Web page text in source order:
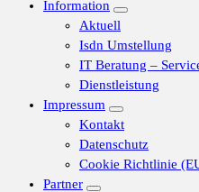
Information
Aktuell
Isdn Umstellung
IT Beratung –
Dienstleistung
Impressum
Kontakt
Datenschutz
Cookie Richtlinie
Partner